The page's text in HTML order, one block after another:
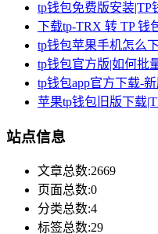
tp钱包免费版安装
下载tp-TRX 转 TP 钱
tp钱包苹果手机怎么
tp钱包官方版|如何批
tp钱包app官方下载-
苹果tp钱包旧版下载
站点信息
文章总数:2669
页面总数:0
分类总数:4
标签总数:29